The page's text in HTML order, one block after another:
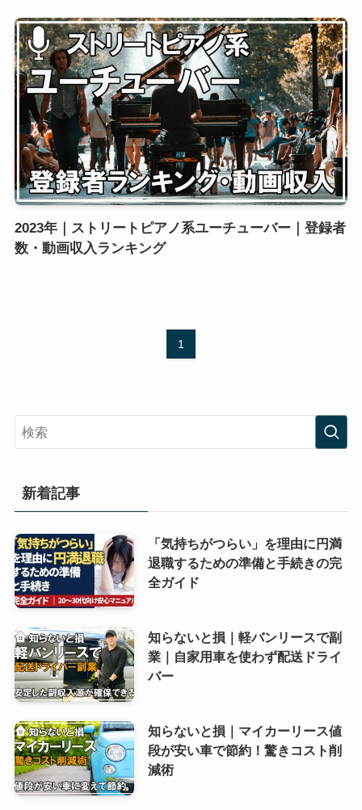
2023年｜ストリートピアノ系ユーチューバー｜登録者
数・動画収入ランキング
1
新着記事
「気持ちがつらい」を理由に円満
退職するための準備と手続きの完
全ガイド
知らないと損｜軽バンリースで副
業｜自家用車を使わず配送ドライ
バー
知らないと損｜マイカーリース値
段が安い車で節約！驚きコスト削
減術